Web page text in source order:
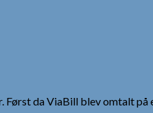
da ViaBill blev omtalt på